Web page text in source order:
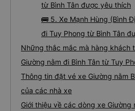
từ Bình Tân được yêu thích
🚌 5. Xe Mạnh Hùng (Bình
đi Tuy Phong từ Bình Tân
Những thắc mắc mà hàng khách
Giường nằm đi Bình Tân từ Tuy
Thông tin đặt vé xe Giường nằm
của các nhà xe
Giới thiệu về các dòng xe Giường